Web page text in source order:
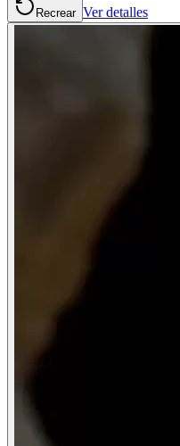
Recrear Ver detalles